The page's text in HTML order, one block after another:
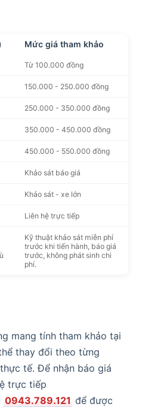
Mức giá tham khảo
Từ 100.000 đồng
150.000 - 250.000 đồng
250.000 - 350.000 đồng
350.000 - 450.000 đồng
450.000 - 550.000 đồng
Khảo sát báo giá
Khảo sát - xe lớn
Liên hệ trực tiếp
Kỹ thuật khảo sát miễn phí
trước khi tiến hành, báo giá
trước, không phát sinh chi
phí.
mang tính tham khảo tại
thay đổi theo từng
tế. Để nhận báo giá
trực tiếp
0943.789.121 để được